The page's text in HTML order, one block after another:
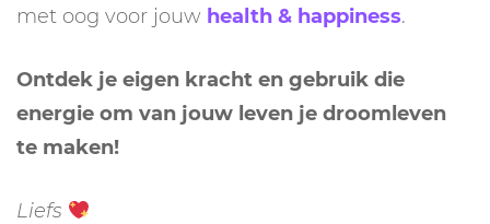
met oog voor jouw health & happiness.
Ontdek je eigen kracht en gebruik die
energie om van jouw leven je droomleven
te maken!
Liefs